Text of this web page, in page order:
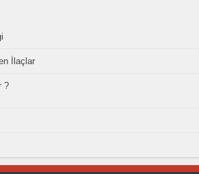
İlaçlar
?